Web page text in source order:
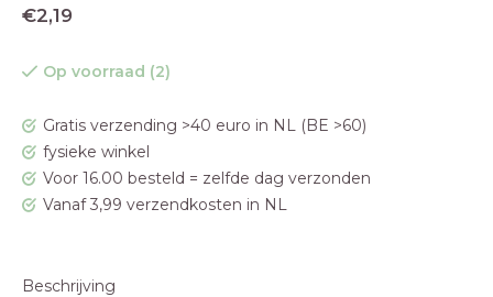
€2,19
Op voorraad (2)
Gratis verzending >40 euro in NL (BE >60)
fysieke winkel
Voor 16.00 besteld = zelfde dag verzonden
Vanaf 3,99 verzendkosten in NL
Beschrijving